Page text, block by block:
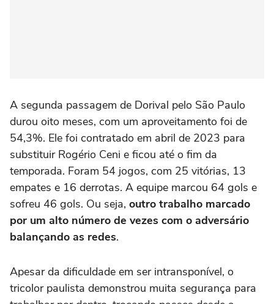
A segunda passagem de Dorival pelo São Paulo
durou oito meses, com um aproveitamento foi de
54,3%. Ele foi contratado em abril de 2023 para
substituir Rogério Ceni e ficou até o fim da
temporada. Foram 54 jogos, com 25 vitórias, 13
empates e 16 derrotas. A equipe marcou 64 gols e
sofreu 46 gols. Ou seja, outro trabalho marcado
por um alto número de vezes com o adversário
balançando as redes.
Apesar da dificuldade em ser intransponível, o
tricolor paulista demonstrou muita segurança para